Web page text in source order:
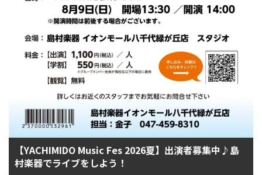
【YACHIMIDO Music Fes 2026夏】出演者募集中♪島
村楽器でライブをしよう！